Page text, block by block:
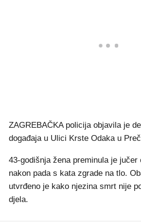
ZAGREBAČKA policija objavila je
događaja u Ulici Krste Odaka u
43-godišnja žena preminula je jučer
nakon pada s kata zgrade na tlo.
utvrđeno je kako njezina smrt nije
djela.